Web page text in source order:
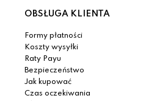
OBSŁUGA KLIENTA
Formy płatności
Koszty wysyłki
Raty Payu
Bezpieczeństwo
Jak kupować
Czas oczekiwania